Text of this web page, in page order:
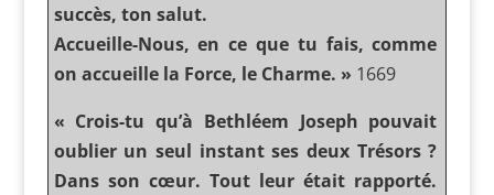
succès, ton salut.
Accueille-Nous, en ce que tu fais, comme
on accueille la Force, le Charme. » 1669
« Crois-tu qu’à Bethléem Joseph pouvait
oublier un seul instant ses deux Trésors ?
Dans son cœur. Tout leur était rapporté.